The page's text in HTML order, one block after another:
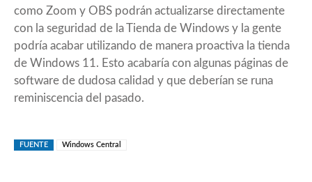
como Zoom y OBS podrán actualizarse directamente
con la seguridad de la Tienda de Windows y la gente
podría acabar utilizando de manera proactiva la tienda
de Windows 11. Esto acabaría con algunas páginas de
software de dudosa calidad y que deberían se runa
reminiscencia del pasado.
FUENTE Windows Central